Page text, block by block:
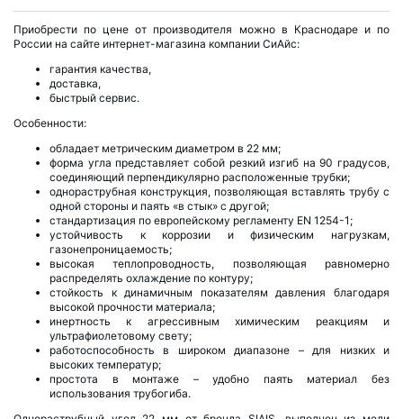
Приобрести по цене от производителя можно в Краснодаре и по
России на сайте интернет-магазина компании СиАйс:
гарантия качества,
доставка,
быстрый сервис.
Особенности:
обладает метрическим диаметром в 22 мм;
форма угла представляет собой резкий изгиб на 90 градусов,
соединяющий перпендикулярно расположенные трубки;
однораструбная конструкция, позволяющая вставлять трубу с
одной стороны и паять «в стык» с другой;
стандартизация по европейскому регламенту EN 1254-1;
устойчивость к коррозии и физическим нагрузкам,
газонепроницаемость;
высокая теплопроводность, позволяющая равномерно
распределять охлаждение по контуру;
стойкость к динамичным показателям давления благодаря
высокой прочности материала;
инертность к агрессивным химическим реакциям и
ультрафиолетовому свету;
работоспособность в широком диапазоне – для низких и
высоких температур;
простота в монтаже – удобно паять материал без
использования трубогиба.